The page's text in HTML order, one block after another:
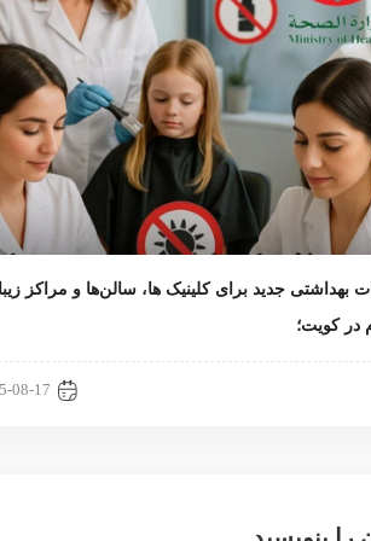
بهداشتی جدید برای کلینیک ها، سالن‌ها و مراکز
در کویت؛
08-17